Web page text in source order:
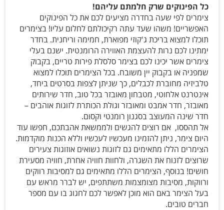
כל הפינוקים שרק חלמתם עליהם!
צימרים לפי שעה בחדרה מציעים לכם את כל הפינוקים
האפשריים! משהו שעד עתה רקיכולתם לחלום עליו! בצימרים
תוכלו למצוא בריכת ג'קוזי מפוארת, חמימה וריחנית. בחדר
ימתינו לכם נרות להעצמת האווירה הרומנטית. ישנם בעלי
צימרים אשר יכינו לכם בצימר סלסלת פירות טריים, בקבוק
שמפניה או בקבוק יין משובח. בכל הצימרים תוכלו למצוא
טלביזיה מחוברת לכבלים, כך שניתן לצפות בסרטים ביחד,
אינטרנט אלחוטי, מטבחון מאובזר בכל טוב, חדר שירותים
מאובזר, חדר אמבט ומאובזר וגולת הכותרת לזוגות אוהבים –
חדר שינה המעוצב בסגנון רומנטי וקסום.
אל תהססו, אם רוצים להגשים ולממשאת אהבתכם, חפשו עוד
היום צימר, ניתן להזמינו מעכשיו לעכשיו וללא הכנות מוקדמות.
הצימרים הללו מתאימים גם לזוגות נשואים אוזוגות צעירים
שרוצים לזנוח את השגרה, ולחוות חוויה אחרת, חוויה מסעירת
חושים! בנוסף, הצימרים הללו מתאימים גם למסיבות רווקים
ורווקות, מסיבות מצומצמות משתתפים, יש לברר מראש עם
בעל הצימר באם הוא מוכן לאפשר לכם לחגוג בו עם מספר
חברים טובים.